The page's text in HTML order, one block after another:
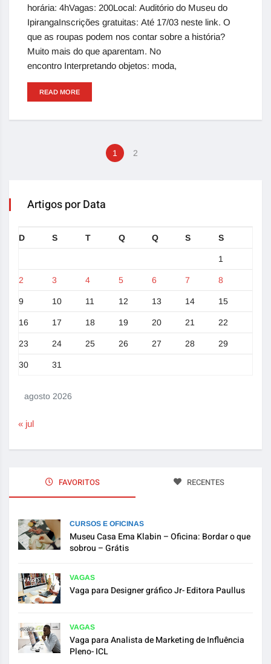
horária: 4hVagas: 200Local: Auditório do Museu do
IpirangaInscrições gratuitas: Até 17/03 neste link. O
que as roupas podem nos contar sobre a história?
Muito mais do que aparentam. No
encontro Interpretando objetos: moda,
READ MORE
1 2
Artigos por Data
agosto 2026
D S T Q Q S S
1
2 3 4 5 6 7 8
9 10 11 12 13 14 15
16 17 18 19 20 21 22
23 24 25 26 27 28 29
30 31
« jul
FAVORITOS RECENTES
CURSOS E OFICINAS
Museu Casa Ema Klabin – Oficina: Bordar o que
sobrou – Grátis
VAGAS
Vaga para Designer gráfico Jr- Editora Paullus
VAGAS
Vaga para Analista de Marketing de Influência
Pleno- ICL